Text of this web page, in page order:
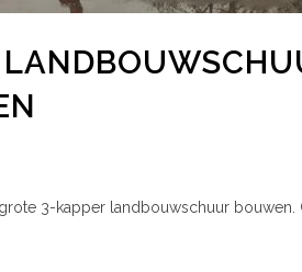
3-kapper landbouwschuur bouwen.